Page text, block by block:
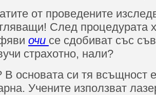
от проведените
След процедурата
очи се сдобиват със
страхотно, нали?
В основата си тя всъщност
Учените използват